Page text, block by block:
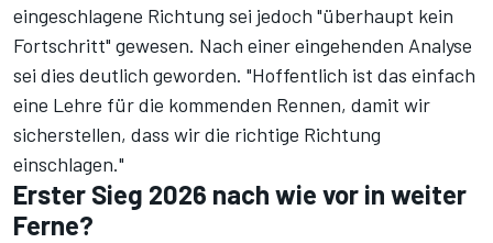
eingeschlagene Richtung sei jedoch "überhaupt kein
Fortschritt" gewesen. Nach einer eingehenden Analyse
sei dies deutlich geworden. "Hoffentlich ist das einfach
eine Lehre für die kommenden Rennen, damit wir
sicherstellen, dass wir die richtige Richtung
einschlagen."
Erster Sieg 2026 nach wie vor in weiter
Ferne?